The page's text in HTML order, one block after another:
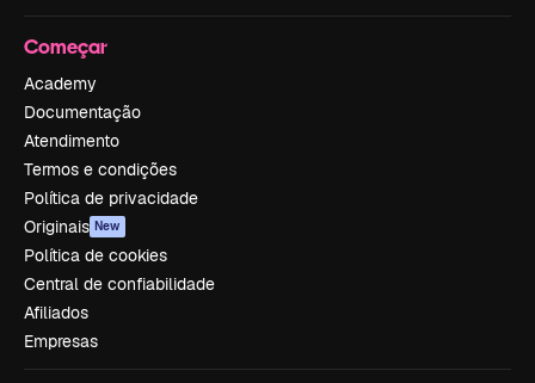
Começar
Academy
Documentação
Atendimento
Termos e condições
Política de privacidade
Originais New
Política de cookies
Central de confiabilidade
Afiliados
Empresas